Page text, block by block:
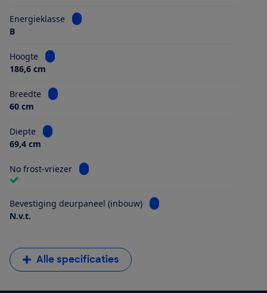
Energieklasse
Bekijk informatie voor Energieklasse
B
Hoogte
Bekijk informatie voor Hoogte
186,6 cm
Breedte
Bekijk informatie voor Breedte
60 cm
Diepte
Bekijk informatie voor Diepte
69,4 cm
No frost-vriezer Bekijk informatie voor No frost-vriezer
Bevestiging deurpaneel (inbouw)
Bekijk informatie voor
N.v.t.
Alle specificaties